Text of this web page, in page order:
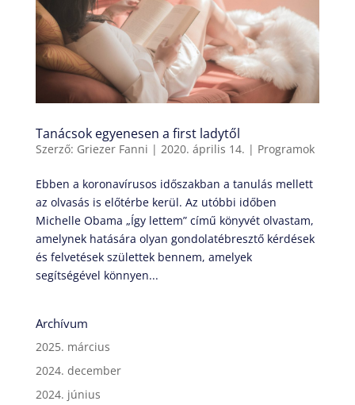
Tanácsok egyenesen a first ladytől
Szerző: Griezer Fanni | 2020. április 14. | Programok
Ebben a koronavírusos időszakban a tanulás mellett
az olvasás is előtérbe kerül. Az utóbbi időben
Michelle Obama „Így lettem” című könyvét olvastam,
amelynek hatására olyan gondolatébresztő kérdések
és felvetések születtek bennem, amelyek
segítségével könnyen...
Archívum
2025. március
2024. december
2024. június